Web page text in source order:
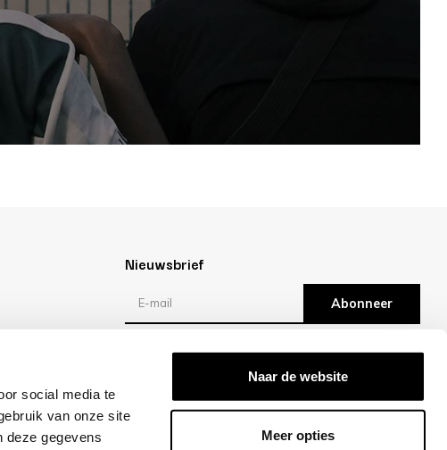
social media te
van onze site
deze gegevens
Naar de website
Meer opties
Nieuwsbrief
Abonneer
Reviews
/10 -klantbeoordelingen